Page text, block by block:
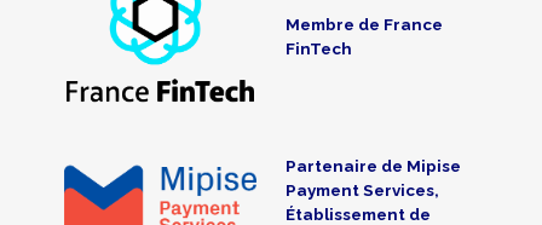
Membre de France
FinTech
Partenaire de Mipise
Payment Services,
Établissement de